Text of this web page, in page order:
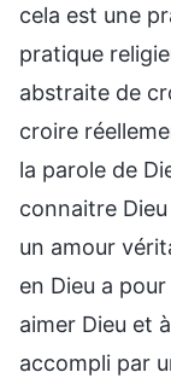
cela est une
pratique
abstraite de
croire
la parole de
connaitre
un amour
en Dieu a
aimer Dieu et
accompli par